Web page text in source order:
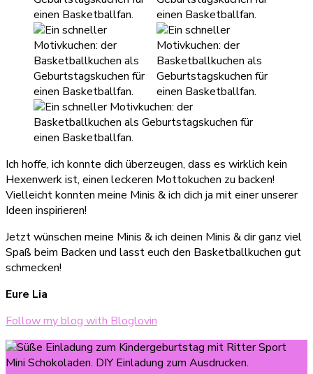
Ich hoffe, ich konnte dich überzeugen, dass es wirklich kein
Hexenwerk ist, einen leckeren Mottokuchen zu backen!
Vielleicht konnten meine Minis & ich dich ja mit einer unserer
Ideen inspirieren!
Jetzt wünschen meine Minis & ich deinen Minis & dir ganz viel
Spaß beim Backen und lasst euch den Basketballkuchen gut
schmecken!
Eure Lia
Follow my blog with Bloglovin